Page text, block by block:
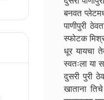
बनवत
पाणीपुरी
स्फोटक
धूर यायचा
स्वतःला या
दुसरी पुरी
खाताना